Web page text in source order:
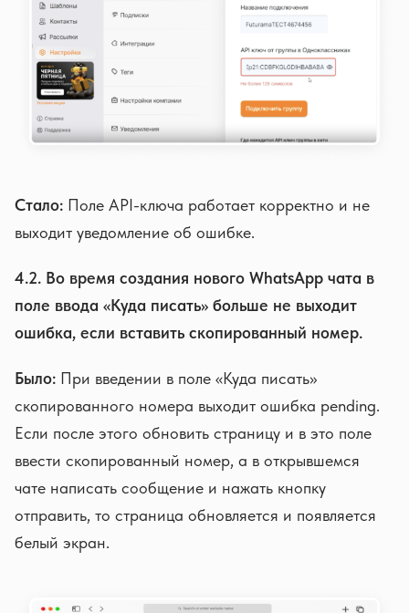
Стало: Поле API-ключа работает корректно и не
выходит уведомление об ошибке.
4.2. Во время создания нового WhatsApp чата в
поле ввода «Куда писать» больше не выходит
ошибка, если вставить скопированный номер.
Было: При введении в поле «Куда писать»
скопированного номера выходит ошибка pending.
Если после этого обновить страницу и в это поле
ввести скопированный номер, а в открывшемся
чате написать сообщение и нажать кнопку
отправить, то страница обновляется и появляется
белый экран.